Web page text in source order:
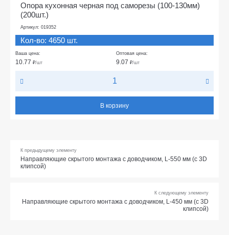
Опора кухонная черная под саморезы (100-130мм)
(200шт.)
Артикул: 019352
Кол-во: 4650 шт.
Ваша цена:
10.77 ₽/шт
Оптовая цена:
9.07 ₽/шт
В корзину
К предыдущему элементу
Направляющие скрытого монтажа с доводчиком, L-550 мм (с 3D
клипсой)
К следующему элементу
Направляющие скрытого монтажа с доводчиком, L-450 мм (с 3D
клипсой)